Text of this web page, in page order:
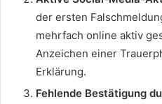
der ersten
mehrfach online aktiv
Anzeichen einer
Erklärung.
Fehlende Bestätigung